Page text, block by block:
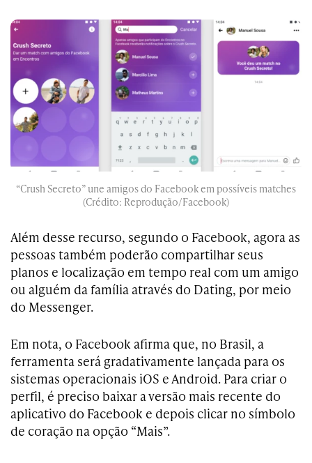
“Crush Secreto” une amigos do Facebook em possíveis matches
(Crédito: Reprodução/Facebook)
Além desse recurso, segundo o Facebook, agora as
pessoas também poderão compartilhar seus
planos e localização em tempo real com um amigo
ou alguém da família através do Dating, por meio
do Messenger.
Em nota, o Facebook afirma que, no Brasil, a
ferramenta será gradativamente lançada para os
sistemas operacionais iOS e Android. Para criar o
perfil, é preciso baixar a versão mais recente do
aplicativo do Facebook e depois clicar no símbolo
de coração na opção “Mais”.